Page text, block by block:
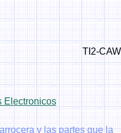
TI2-CAW
Electronicos.
y las partes que la